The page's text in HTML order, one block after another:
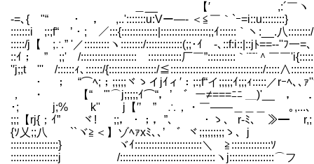
＿__ 【′ ,:´￣ヽ
-=､{ "“ ・ ， ,..':::::::u:Vー―- ＜≦￣｀`ｰ=i::u::::::::}
:::::::i ;:;f“ ’・; ／:::{:::::::::::::|:::::::::::::::::;;ｲ::::::｀ヽ:__.
:::::/j【 ;∴” '／:::::::::ヽ::::::::/:::::::::::::(;;･ｲゝ-､::f:i::|::jﾄ==--''ﾌ
::ｲ； ” ;;' /::::::::::::::::::::￣::::::::::::厂￣”::::::::::｀¨¨¨＾￣￣
'′j;;t ''' /::::::ｨ､::::::/{:::::::::::::::::/≦:::::::::::::::::::::::::::::::::/
・ ； “⌒ﾍ;；;;;;;ヾゝイjｲィ′：;:;f“イ;;;;;ｲ;;;ｨ:::::／rｰ
， ・ 【“ '"⌒j;;;;;ｲ⌒“，’ ゛ー≠===ﾆﾆ ＿)'__
･; j;% k'' j【′’ ” ∴，・￣――＿＿＿ ｡,...､
;;;【rj{；ｲ” ヾ! ;;，・；，”、 ・ゝ、 r-ﾐ､￣≫━ r,;
{ｿ乂;;八 ``ヾ≧＜】ゾﾍｧxﾐ､､’ ゛ヾ;;;;;;;;;ゝ
:::::::::::::::::} ヾｲ::::::::::::::::::::::::＼
:::::::::::::::::j /::::::::::::::::::::::::::::::::::ヽj::::::::::::::::⌒